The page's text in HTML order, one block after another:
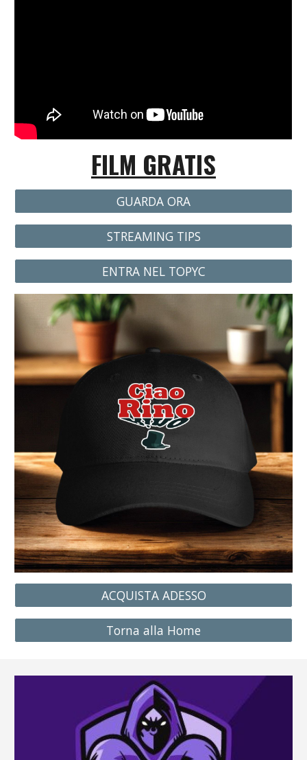
FILM GRATIS
GUARDA ORA
STREAMING TIPS
ENTRA NEL TOPYC
ACQUISTA ADESSO
Torna alla Home